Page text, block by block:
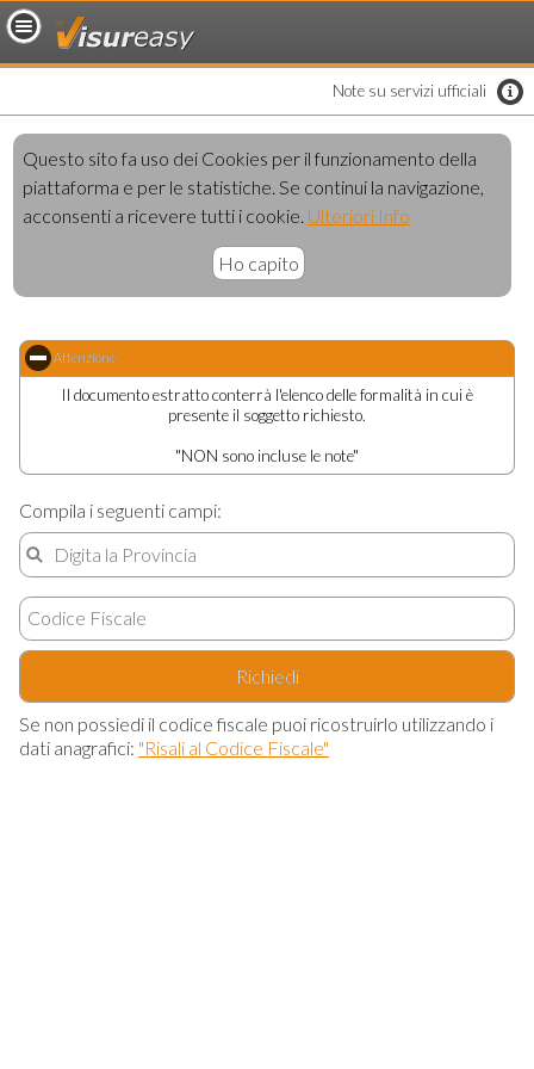
Note su servizi ufficiali
Questo sito fa uso dei Cookies per il funzionamento della
piattaforma e per le statistiche. Se continui la navigazione,
acconsenti a ricevere tutti i cookie. Ulteriori Info
Ho capito
Attenzioneclick to collapse contents
Il documento estratto conterrà l'elenco delle formalità in cui è
presente il soggetto richiesto.
"NON sono incluse le note"
Compila i seguenti campi:
Richiedi
Se non possiedi il codice fiscale puoi ricostruirlo utilizzando i
dati anagrafici: "Risali al Codice Fiscale"